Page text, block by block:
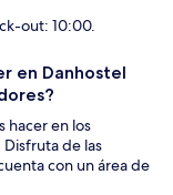
out: 10:00.
en Danhostel
hacer en los
de las
con un área de